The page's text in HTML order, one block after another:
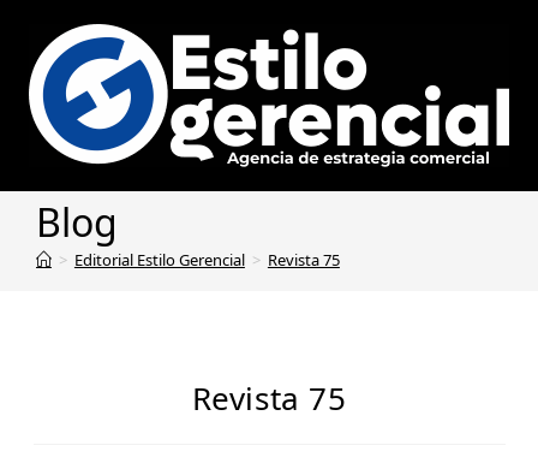
Blog
> Editorial Estilo Gerencial > Revista 75
Revista 75